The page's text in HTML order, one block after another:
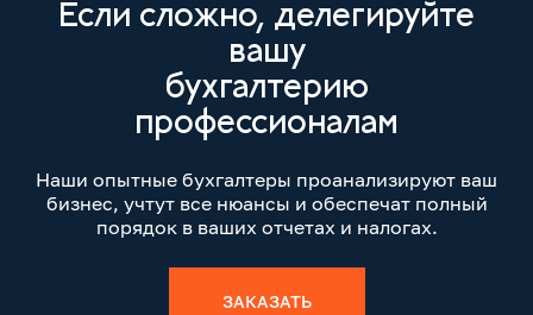
Если сложно, делегируйте
вашу
бухгалтерию
профессионалам
Наши опытные бухгалтеры проанализируют ваш
бизнес, учтут все нюансы и обеспечат полный
порядок в ваших отчетах и налогах.
ЗАКАЗАТЬ